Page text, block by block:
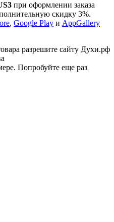
при оформлении заказа
скидку 3%.
, Google Play и AppGallery
разрешите сайту Духи.рф
Попробуйте еще раз